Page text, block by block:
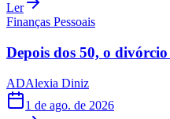
Ler
Finanças Pessoais
Depois dos 50, o
ADAlexia Diniz
1 de ago. de 2026